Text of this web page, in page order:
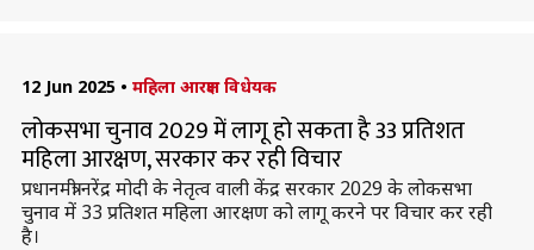
12 Jun 2025 • महिला आरक्षण विधेयक
लोकसभा चुनाव 2029 में लागू हो सकता है 33 प्रतिशत
महिला आरक्षण, सरकार कर रही विचार
प्रधानमंत्री नरेंद्र मोदी के नेतृत्व वाली केंद्र सरकार 2029 के लोकसभा
चुनाव में 33 प्रतिशत महिला आरक्षण को लागू करने पर विचार कर रही
है।